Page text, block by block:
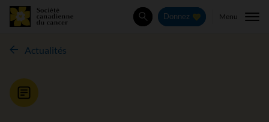
Rechercher
Donnez Menu
Actualités
Nouvelle